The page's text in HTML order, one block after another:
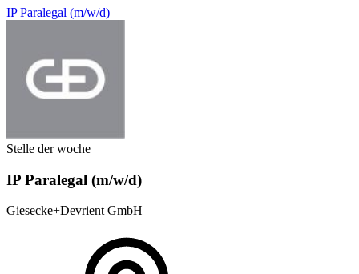
IP Paralegal (m/w/d)
Stelle der woche
IP Paralegal (m/w/d)
Giesecke+Devrient GmbH